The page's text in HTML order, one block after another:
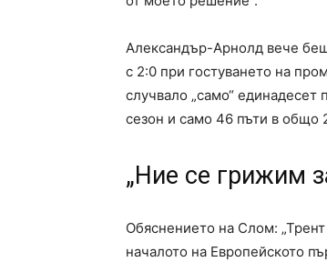
Александър-Арнолд вече
с 2:0 при гостуването на
случвало „само“
сезон и само 46 пъти в общо
„Ние се грижим
Обяснението на Слом:
началото на Европейското